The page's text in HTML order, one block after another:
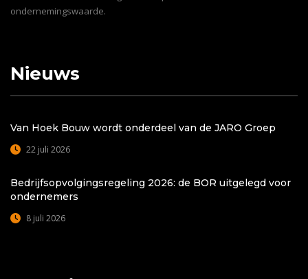
ondernemingswaarde.
Nieuws
Van Hoek Bouw wordt onderdeel van de JARO Groep
22 juli 2026
Bedrijfsopvolgingsregeling 2026: de BOR uitgelegd voor
ondernemers
8 juli 2026